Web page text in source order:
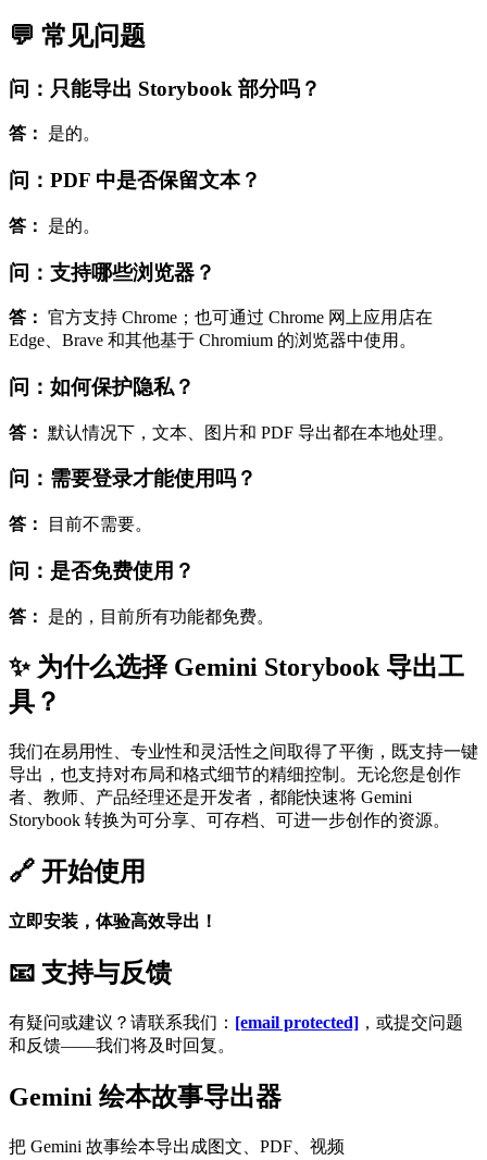
💬 常见问题
问：只能导出 Storybook 部分吗？
答： 是的。
问：PDF 中是否保留文本？
答： 是的。
问：支持哪些浏览器？
答： 官方支持 Chrome；也可通过 Chrome 网上应用店在
Edge、Brave 和其他基于 Chromium 的浏览器中使用。
问：如何保护隐私？
答： 默认情况下，文本、图片和 PDF 导出都在本地处理。
问：需要登录才能使用吗？
答： 目前不需要。
问：是否免费使用？
答： 是的，目前所有功能都免费。
✨ 为什么选择 Gemini Storybook 导出工
具？
我们在易用性、专业性和灵活性之间取得了平衡，既支持一键
导出，也支持对布局和格式细节的精细控制。无论您是创作
者、教师、产品经理还是开发者，都能快速将 Gemini
Storybook 转换为可分享、可存档、可进一步创作的资源。
🔗 开始使用
立即安装，体验高效导出！
📧 支持与反馈
有疑问或建议？请联系我们： [email protected] ，或提交问题
和反馈——我们将及时回复。
Gemini 绘本故事导出器
把 Gemini 故事绘本导出成图文、PDF、视频